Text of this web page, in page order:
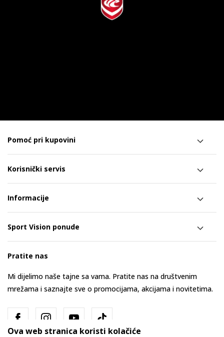
Pomoć pri kupovini
Korisnički servis
Informacije
Sport Vision ponude
Pratite nas
Mi dijelimo naše tajne sa vama. Pratite nas na društvenim
mrežama i saznajte sve o promocijama, akcijama i novitetima.
Ova web stranica koristi kolačiće